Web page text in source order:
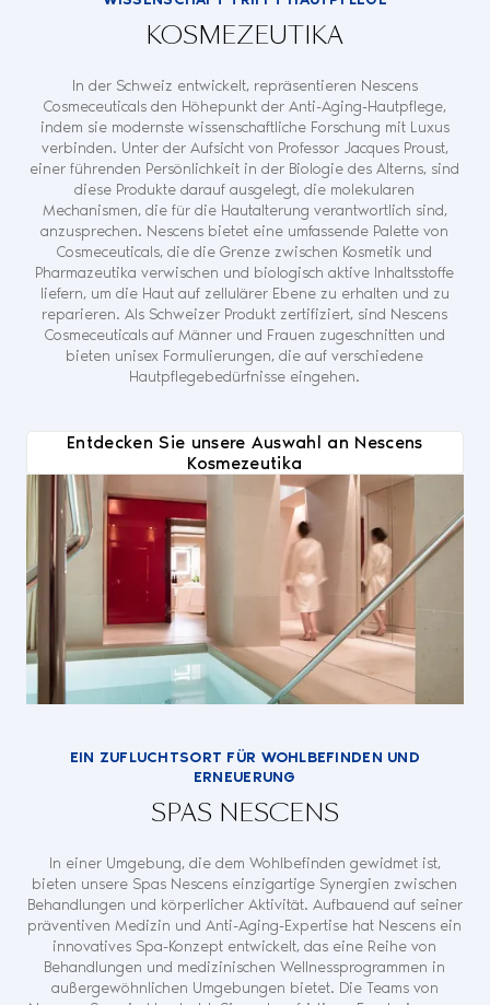
KOSMEZEUTIKA
In der Schweiz entwickelt, repräsentieren Nescens
Cosmeceuticals den Höhepunkt der Anti-Aging-Hautpflege,
indem sie modernste wissenschaftliche Forschung mit Luxus
verbinden. Unter der Aufsicht von Professor Jacques Proust,
einer führenden Persönlichkeit in der Biologie des Alterns, sind
diese Produkte darauf ausgelegt, die molekularen
Mechanismen, die für die Hautalterung verantwortlich sind,
anzusprechen. Nescens bietet eine umfassende Palette von
Cosmeceuticals, die die Grenze zwischen Kosmetik und
Pharmazeutika verwischen und biologisch aktive Inhaltsstoffe
liefern, um die Haut auf zellulärer Ebene zu erhalten und zu
reparieren. Als Schweizer Produkt zertifiziert, sind Nescens
Cosmeceuticals auf Männer und Frauen zugeschnitten und
bieten unisex Formulierungen, die auf verschiedene
Hautpflegebedürfnisse eingehen.
Entdecken Sie unsere Auswahl an Nescens
Kosmezeutika
EIN ZUFLUCHTSORT FÜR WOHLBEFINDEN UND
ERNEUERUNG
SPAS NESCENS
In einer Umgebung, die dem Wohlbefinden gewidmet ist,
bieten unsere Spas Nescens einzigartige Synergien zwischen
Behandlungen und körperlicher Aktivität. Aufbauend auf seiner
präventiven Medizin und Anti-Aging-Expertise hat Nescens ein
innovatives Spa-Konzept entwickelt, das eine Reihe von
Behandlungen und medizinischen Wellnessprogrammen in
außergewöhnlichen Umgebungen bietet. Die Teams von